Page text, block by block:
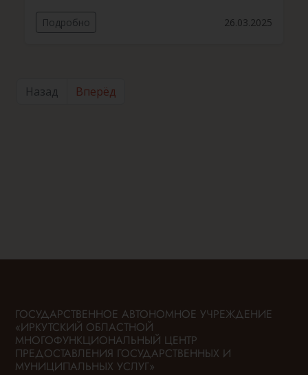
Подробно 26.03.2025
Назад Вперёд
ГОСУДАРСТВЕННОЕ АВТОНОМНОЕ УЧРЕЖДЕНИЕ
«ИРКУТСКИЙ ОБЛАСТНОЙ
МНОГОФУНКЦИОНАЛЬНЫЙ ЦЕНТР
ПРЕДОСТАВЛЕНИЯ ГОСУДАРСТВЕННЫХ И
МУНИЦИПАЛЬНЫХ УСЛУГ»